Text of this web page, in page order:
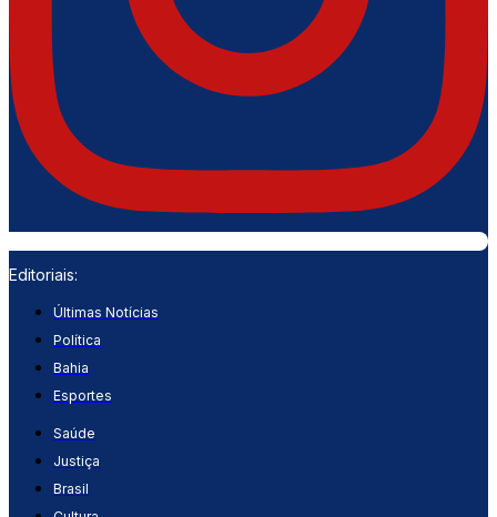
Editoriais:
Últimas Notícias
Política
Bahia
Esportes
Saúde
Justiça
Brasil